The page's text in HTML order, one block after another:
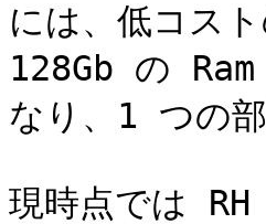
には、低コス
128Gb の
なり、1 つの
現時点では